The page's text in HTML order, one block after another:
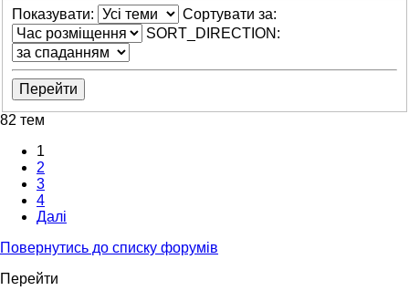
Показувати:
Сортувати за:
SORT_DIRECTION:
82 тем
1
2
3
4
Далі
Повернутись до списку форумів
Перейти